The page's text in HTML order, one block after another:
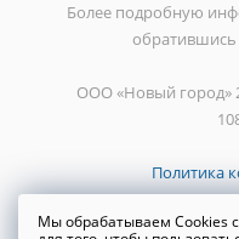
Более подробную
ООО «Новый город»
Политика
Мы обрабатываем Cookies